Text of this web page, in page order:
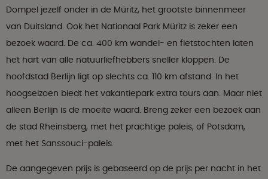
Dompel jezelf onder in de Müritz, het grootste binnenmeer
van Duitsland. Ook het Nationaal Park Müritz is zeker een
bezoek waard. De ca. 400 km wandel- en fietstochten laten
het hart van alle natuurliefhebbers sneller kloppen. De
hoofdstad Berlijn ligt op slechts ca. 110 km afstand. In het
hoogseizoen biedt het vakantiepark extra tours aan. Maar niet
alleen Berlijn is de moeite waard. Breng zeker een bezoek aan
de stad Rheinsberg, met het prachtige paleis, of Potsdam,
met het Sanssouci-paleis.
De aangegeven prijs is gebaseerd op de prijs per nacht in het